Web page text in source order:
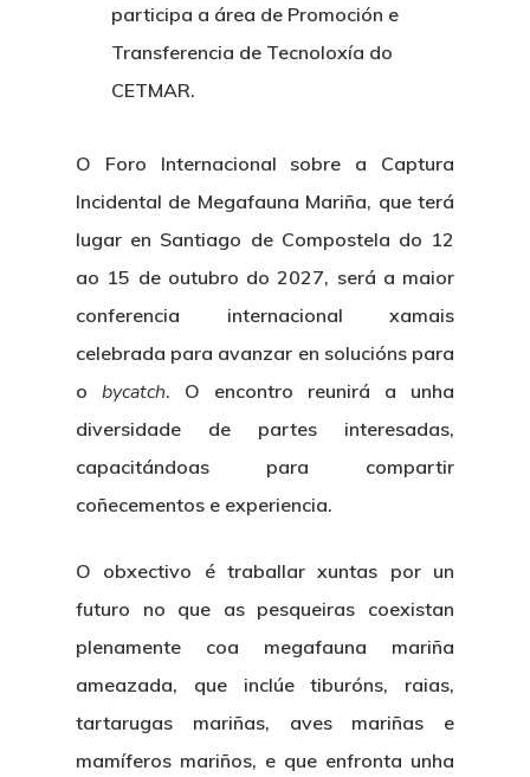
participa a área de Promoción e
Transferencia de Tecnoloxía do
CETMAR.
O Foro Internacional sobre a Captura
Incidental de Megafauna Mariña, que terá
lugar en Santiago de Compostela do 12
ao 15 de outubro do 2027, será a maior
conferencia internacional xamais
celebrada para avanzar en solucións para
o bycatch. O encontro reunirá a unha
diversidade de partes interesadas,
capacitándoas para compartir
coñecementos e experiencia.
O obxectivo é traballar xuntas por un
futuro no que as pesqueiras coexistan
plenamente coa megafauna mariña
ameazada, que inclúe tiburóns, raias,
tartarugas mariñas, aves mariñas e
mamíferos mariños, e que enfronta unha